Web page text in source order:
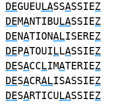
DEGUEULASSASSIEZ
DEMANTIBULASSIEZ
DENATIONALISEREZ
DEPATOUILLASSIEZ
DESACCLIMATERIEZ
DESACRALISASSIEZ
DESARTICULASSIEZ